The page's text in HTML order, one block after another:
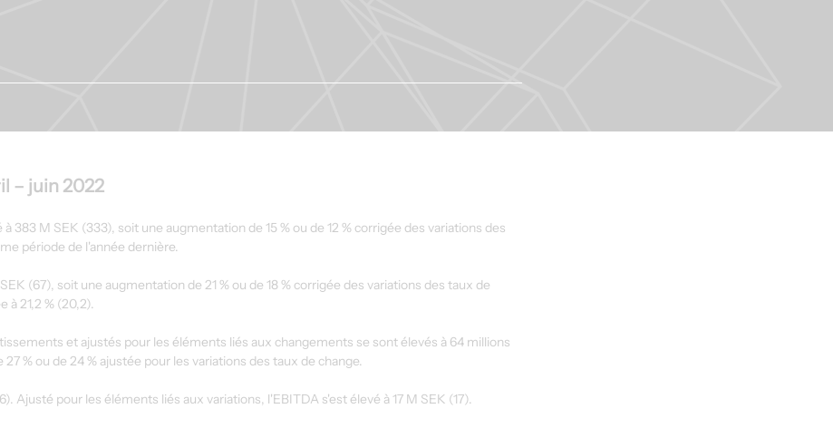
– juin 2022
383 M SEK (333), soit une augmentation de 15 % ou de 12 % corrigée des variations des
période de l'année dernière.
(67), soit une augmentation de 21 % ou de 18 % corrigée des variations des taux de
à 21,2 % (20,2).
et ajustés pour les éléments liés aux changements se sont élevés à 64 millions
% ou de 24 % ajustée pour les variations des taux de change.
Ajusté pour les éléments liés aux variations, l'EBITDA s'est élevé à 17 M SEK (17).